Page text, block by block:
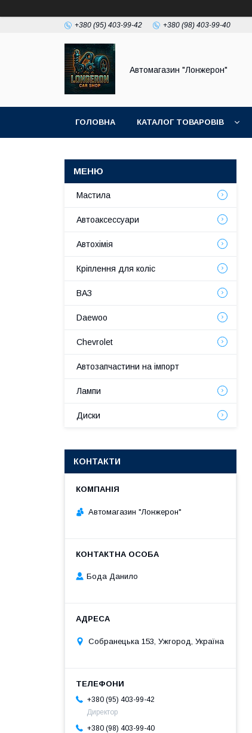
+380 (95) 403-99-42 +380 (98) 403-99-40
Автомагазин "Лонжерон"
ГОЛОВНА КАТАЛОГ ТОВАРОВІВ
Мастила
Автоаксессуари
Автохімія
Кріплення для коліс
ВАЗ
Daewoo
Chevrolet
Автозапчастини на імпорт
Лампи
Диски
КОНТАКТИ
Автомагазин "Лонжерон"
Бода Данило
Собранецька 153, Ужгород, Україна
+380 (95) 403-99-42
Директор
+380 (98) 403-99-40